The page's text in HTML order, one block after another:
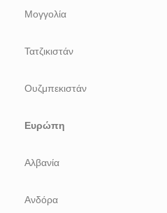
Μογγολία
Τατζικιστάν
Ουζμπεκιστάν
Ευρώπη
Αλβανία
Ανδόρα